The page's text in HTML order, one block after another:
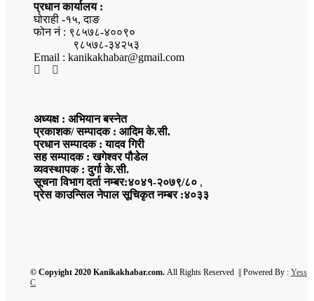
प्रधान कार्यालय :
घोराही -१५, दाङ
फोन नं : ९८५७८-४००९०
९८५७८-३४२५३
Email : kanikakhabar@gmail.com
अध्यक्ष : अभियान बस्नेत
प्रकाशक/ सम्पादक : आदिम के.सी.
प्रधान सम्पादक : यादव गिरी
सह सम्पादक : खगेश्वर पौडेल
व्यवस्थापक : दुर्गा के.सी.
सूचना विभाग दर्ता नम्बर:४०४१-२०७९/८० ,
प्रेस काउन्सिल नेपाल सूचिकृत नम्बर :४०३३
© Copyight 2020 Kanikakhabar.com. All Rights Reserved || Powered By : Yess
C